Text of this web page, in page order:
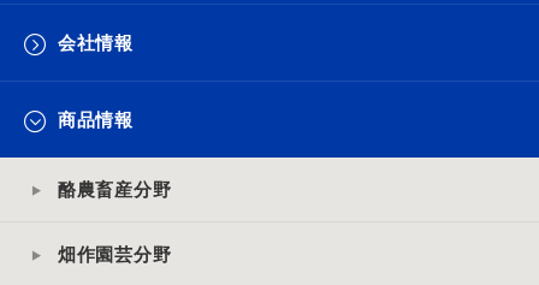
会社情報
商品情報
酪農畜産分野
畑作園芸分野